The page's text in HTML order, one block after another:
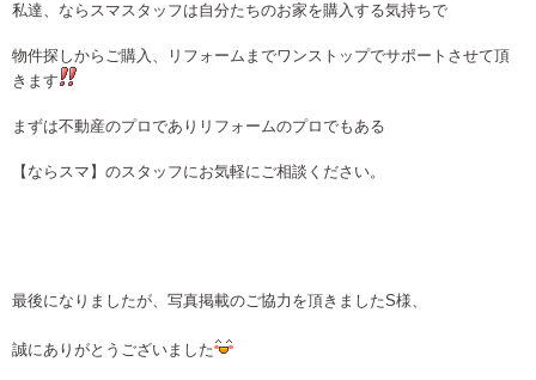
私達、ならスマスタッフは自分たちのお家を購入する気持ちで
物件探しからご購入、リフォームまでワンストップでサポートさせて頂
きます
まずは不動産のプロでありリフォームのプロでもある
【ならスマ】のスタッフにお気軽にご相談ください。
最後になりましたが、写真掲載のご協力を頂きましたS様、
誠にありがとうございました